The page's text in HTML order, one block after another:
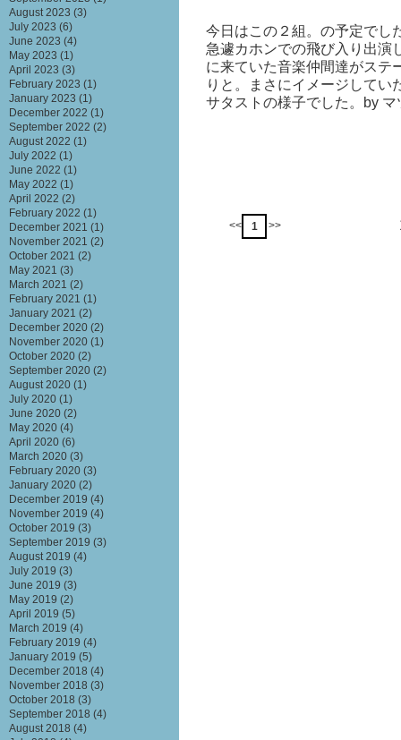
今日はこの２組。の予定でし
急遽カホンでの飛び入り出演
に来ていた音楽仲間達がステ
りと。まさにイメージしてい
サタストの様子でした。by マ
<< 1 >>
August 2023 (3)
July 2023 (6)
June 2023 (4)
May 2023 (1)
April 2023 (3)
February 2023 (1)
January 2023 (1)
December 2022 (1)
September 2022 (2)
August 2022 (1)
July 2022 (1)
June 2022 (1)
May 2022 (1)
April 2022 (2)
February 2022 (1)
December 2021 (1)
November 2021 (2)
October 2021 (2)
May 2021 (3)
March 2021 (2)
February 2021 (1)
January 2021 (2)
December 2020 (2)
November 2020 (1)
October 2020 (2)
September 2020 (2)
August 2020 (1)
July 2020 (1)
June 2020 (2)
May 2020 (4)
April 2020 (6)
March 2020 (3)
February 2020 (3)
January 2020 (2)
December 2019 (4)
November 2019 (4)
October 2019 (3)
September 2019 (3)
August 2019 (4)
July 2019 (3)
June 2019 (3)
May 2019 (2)
April 2019 (5)
March 2019 (4)
February 2019 (4)
January 2019 (5)
December 2018 (4)
November 2018 (3)
October 2018 (3)
September 2018 (4)
August 2018 (4)